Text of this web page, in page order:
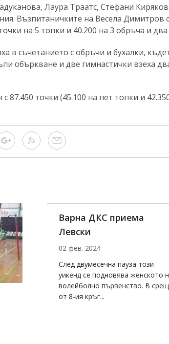
Лаура Траатс, Стефани
Възпитаничките на Весела Димитров
на 5 топки и 40.200 на 3 обръча и
в съчетанието с обръчи и бухалки,
объркване и две гимнастички взеха
87.450 точки (45.100 на пет топки и
Варна ДКС приема
Левски
02 фев. 2024
След двумесечна пауза този
уикенд се подновява женското
волейболно първенство. В
от 8-ия кръг...